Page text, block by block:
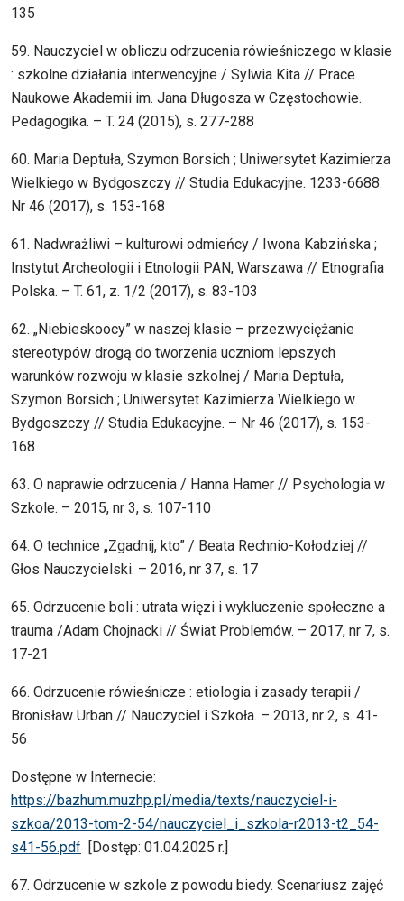
135
59. Nauczyciel w obliczu odrzucenia rówieśniczego w klasie
: szkolne działania interwencyjne / Sylwia Kita // Prace
Naukowe Akademii im. Jana Długosza w Częstochowie.
Pedagogika. – T. 24 (2015), s. 277-288
60. Maria Deptuła, Szymon Borsich ; Uniwersytet Kazimierza
Wielkiego w Bydgoszczy // Studia Edukacyjne. 1233-6688.
Nr 46 (2017), s. 153-168
61. Nadwrażliwi – kulturowi odmieńcy / Iwona Kabzińska ;
Instytut Archeologii i Etnologii PAN, Warszawa // Etnografia
Polska. – T. 61, z. 1/2 (2017), s. 83-103
62. „Niebieskoocy” w naszej klasie – przezwyciężanie
stereotypów drogą do tworzenia uczniom lepszych
warunków rozwoju w klasie szkolnej / Maria Deptuła,
Szymon Borsich ; Uniwersytet Kazimierza Wielkiego w
Bydgoszczy // Studia Edukacyjne. – Nr 46 (2017), s. 153-
168
63. O naprawie odrzucenia / Hanna Hamer // Psychologia w
Szkole. – 2015, nr 3, s. 107-110
64. O technice „Zgadnij, kto” / Beata Rechnio-Kołodziej //
Głos Nauczycielski. – 2016, nr 37, s. 17
65. Odrzucenie boli : utrata więzi i wykluczenie społeczne a
trauma /Adam Chojnacki // Świat Problemów. – 2017, nr 7, s.
17-21
66. Odrzucenie rówieśnicze : etiologia i zasady terapii /
Bronisław Urban // Nauczyciel i Szkoła. – 2013, nr 2, s. 41-
56
Dostępne w Internecie:
https://bazhum.muzhp.pl/media/texts/nauczyciel-i-
szkoa/2013-tom-2-54/nauczyciel_i_szkola-r2013-t2_54-
s41-56.pdf [Dostęp: 01.04.2025 r.]
67. Odrzucenie w szkole z powodu biedy. Scenariusz zajęć